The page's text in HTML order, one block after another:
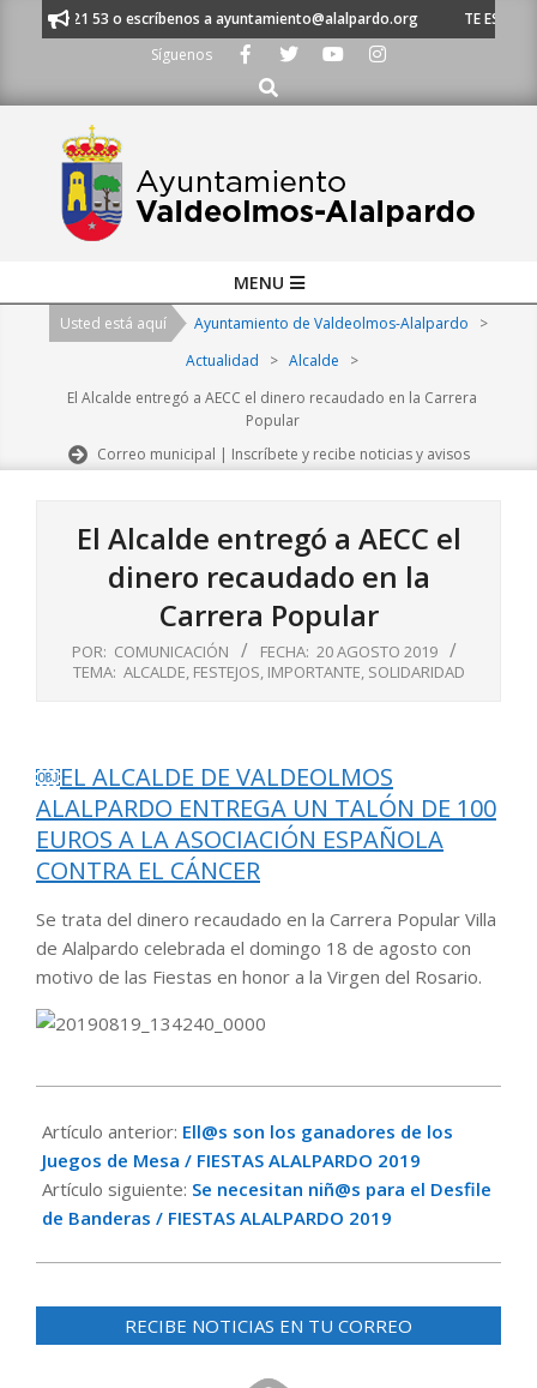
al 91 620 21 53 o escríbenos a ayuntamiento@alalpardo.org
TE
Síguenos
Buscar
Navigation
MENU
Usted está aquí Ayuntamiento de Valdeolmos-Alalpardo
>
Actualidad
> Alcalde
>
El Alcalde entregó a AECC el dinero recaudado en la Carrera
Popular
Correo municipal | Inscríbete y recibe noticias y avisos
El Alcalde entregó a AECC el
dinero recaudado en la
Carrera Popular
POR: COMUNICACIÓN FECHA: 20 AGOSTO 2019
TEMA: ALCALDE, FESTEJOS, IMPORTANTE, SOLIDARIDAD
￼EL ALCALDE DE VALDEOLMOS
ALALPARDO ENTREGA UN TALÓN DE 100
EUROS A LA ASOCIACIÓN ESPAÑOLA
CONTRA EL CÁNCER
Se trata del dinero recaudado en la Carrera Popular Villa
de Alalpardo celebrada el domingo 18 de agosto con
motivo de las Fiestas en honor a la Virgen del Rosario.
08-
20
Artículo anterior: Ell@s son los ganadores de los
Juegos de Mesa / FIESTAS ALALPARDO 2019
Artículo siguiente: Se necesitan niñ@s para el Desfile
de Banderas / FIESTAS ALALPARDO 2019
RECIBE NOTICIAS EN TU CORREO